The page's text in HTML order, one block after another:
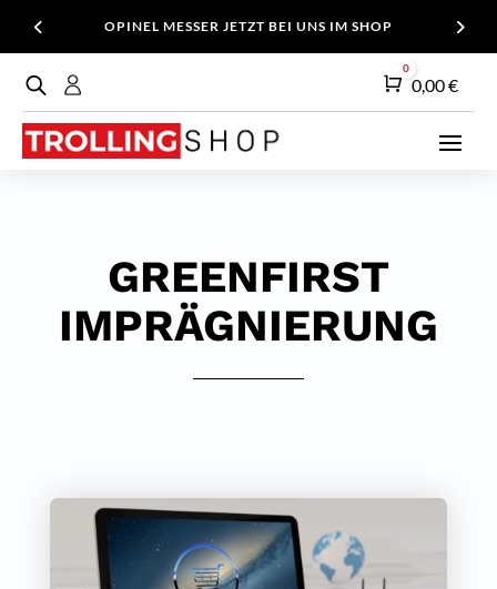
OPINEL MESSER JETZT BEI UNS IM SHOP
Warenkorb
0
0,00€
GREENFIRST
IMPRÄGNIERUNG